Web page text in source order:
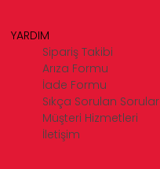
YARDIM
Sipariş Takibi
Arıza Formu
İade Formu
Sıkça Sorulan Sorular
Müşteri Hizmetleri
İletişim